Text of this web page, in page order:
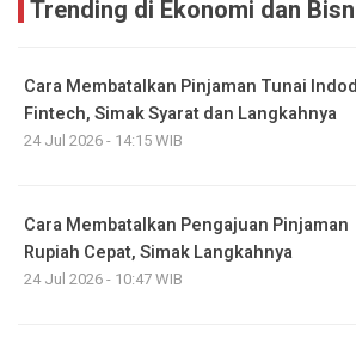
Trending di Ekonomi dan
Cara Membatalkan Pinjaman Tunai
Fintech, Simak Syarat dan Langkahnya
24 Jul 2026 - 14:15 WIB
Cara Membatalkan Pengajuan Pinjaman
Rupiah Cepat, Simak Langkahnya
24 Jul 2026 - 10:47 WIB